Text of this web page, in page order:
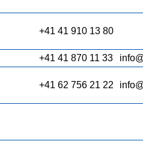
+41 41 910 13 80
+41 41 870 11 33
+41 62 756 21 22